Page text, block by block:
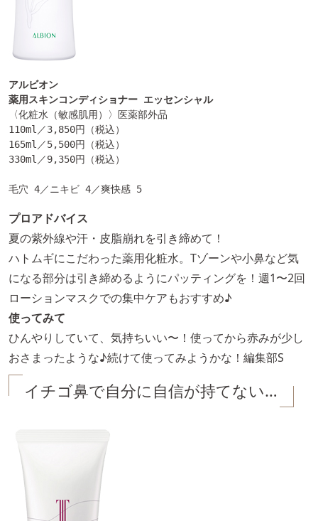
アルビオン
薬用スキンコンディショナー エッセンシャル
〈化粧水（敏感肌用）〉医薬部外品
110ml／3,850円（税込）
165ml／5,500円（税込）
330ml／9,350円（税込）
毛穴 4／ニキビ 4／爽快感 5
プロアドバイス
夏の紫外線や汗・皮脂崩れを引き締めて！
ハトムギにこだわった薬用化粧水。Tゾーンや小鼻など気
になる部分は引き締めるようにパッティングを！週1〜2回
ローションマスクでの集中ケアもおすすめ♪
使ってみて
ひんやりしていて、気持ちいい〜！使ってから赤みが少し
おさまったような♪続けて使ってみようかな！編集部S
イチゴ鼻で自分に自信が持てない…